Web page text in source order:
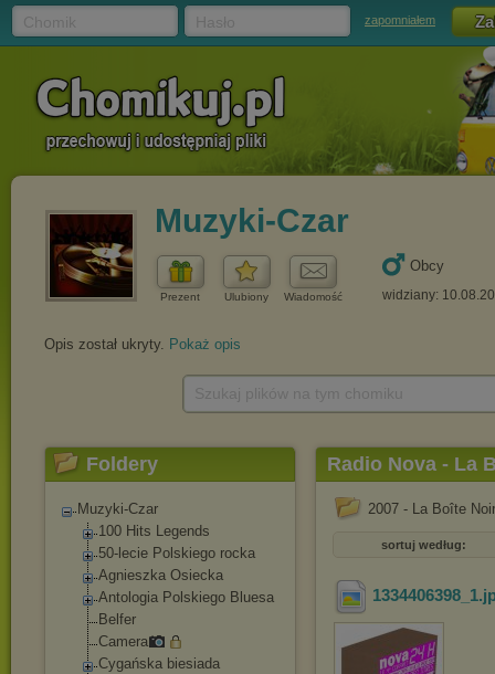
zapomniałem
Muzyki-Czar
Prezent Ulubiony Wiadomość
Obcy
widziany:
Opis został ukryty. Pokaż opis
Foldery
Muzyki-Czar
100 Hits Legends
50-lecie Polskiego rocka
Agnieszka Osiecka
Antologia Polskiego Bluesa
Belfer
Camera
Cygańska biesiada
Radio Nova - La
2007 - La Boîte
sortuj według:
1334406398_1